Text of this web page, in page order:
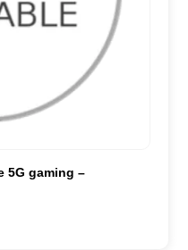
5G gaming –